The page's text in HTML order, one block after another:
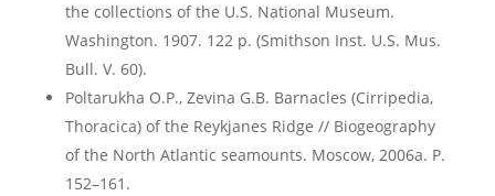
the collections of the U.S. National Museum.
Washington. 1907. 122 p. (Smithson Inst. U.S. Mus.
Bull. V. 60).
Poltarukha O.P., Zevina G.B. Barnacles (Cirripedia,
Thoracica) of the Reykjanes Ridge // Biogeography
of the North Atlantic seamounts. Moscow, 2006a. P.
152–161.